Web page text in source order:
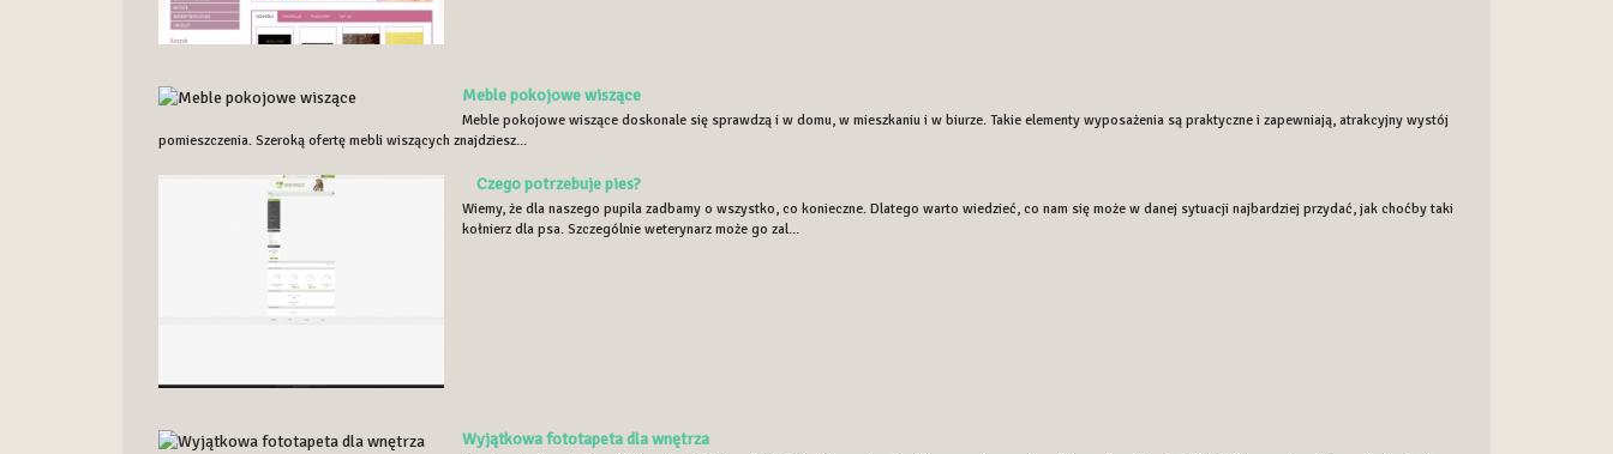
Meble pokojowe wiszące
Meble pokojowe wiszące doskonale się sprawdzą i w domu, w mieszkaniu i w biurze. Takie elementy wyposażenia są praktyczne i zapewniają, atrakcyjny wystój
pomieszczenia. Szeroką ofertę mebli wiszących znajdziesz...
Czego potrzebuje pies?
Wiemy, że dla naszego pupila zadbamy o wszystko, co konieczne. Dlatego warto wiedzieć, co nam się może w danej sytuacji najbardziej przydać, jak choćby taki
kołnierz dla psa. Szczególnie weterynarz może go zal...
Wyjątkowa fototapeta dla wnętrza